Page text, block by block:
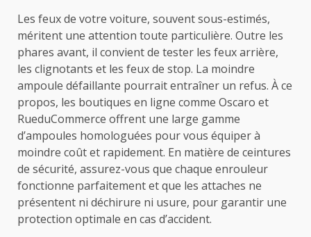
Les feux de votre voiture, souvent sous-estimés,
méritent une attention toute particulière. Outre les
phares avant, il convient de tester les feux arrière,
les clignotants et les feux de stop. La moindre
ampoule défaillante pourrait entraîner un refus. À ce
propos, les boutiques en ligne comme Oscaro et
RueduCommerce offrent une large gamme
d’ampoules homologuées pour vous équiper à
moindre coût et rapidement. En matière de ceintures
de sécurité, assurez-vous que chaque enrouleur
fonctionne parfaitement et que les attaches ne
présentent ni déchirure ni usure, pour garantir une
protection optimale en cas d’accident.